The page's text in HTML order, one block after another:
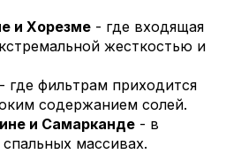
и Хорезме - где входящая
жесткостью и
- где фильтрам приходится
содержанием солей.
и Самарканде - в
массивах.